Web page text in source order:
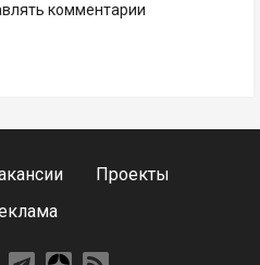
комментарии
Проекты